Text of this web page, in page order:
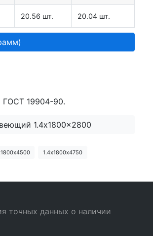
20.56 шт. 20.04 шт.
ГОСТ 19904-90.
1.4x1800x2800
1.4х1800х4750
точных данных о наличии